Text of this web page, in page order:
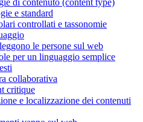
di contenuto (content type)
e standard
controllati e tassonomie
le persone sul web
per un linguaggio semplice
collaborativa
critique
e localizzazione dei contenuti